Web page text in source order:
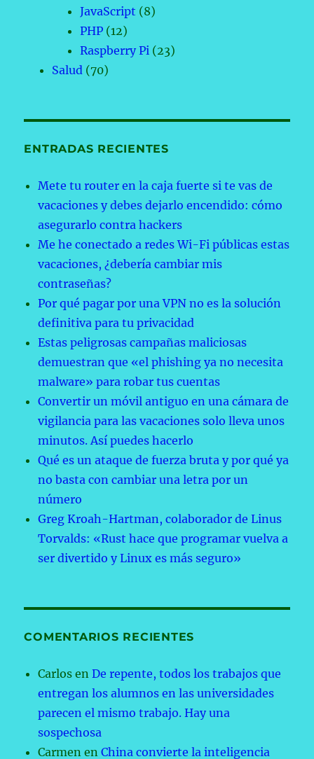
JavaScript (8)
PHP (12)
Raspberry Pi (23)
Salud (70)
ENTRADAS RECIENTES
Mete tu router en la caja fuerte si te vas de
vacaciones y debes dejarlo encendido: cómo
asegurarlo contra hackers
Me he conectado a redes Wi-Fi públicas estas
vacaciones, ¿debería cambiar mis
contraseñas?
Por qué pagar por una VPN no es la solución
definitiva para tu privacidad
Estas peligrosas campañas maliciosas
demuestran que «el phishing ya no necesita
malware» para robar tus cuentas
Convertir un móvil antiguo en una cámara de
vigilancia para las vacaciones solo lleva unos
minutos. Así puedes hacerlo
Qué es un ataque de fuerza bruta y por qué ya
no basta con cambiar una letra por un
número
Greg Kroah-Hartman, colaborador de Linus
Torvalds: «Rust hace que programar vuelva a
ser divertido y Linux es más seguro»
COMENTARIOS RECIENTES
Carlos enDe repente, todos los trabajos que
entregan los alumnos en las universidades
parecen el mismo trabajo. Hay una
sospechosa
Carmen enChina convierte la inteligencia